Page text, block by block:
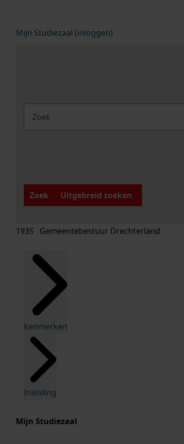
Mijn Studiezaal (inloggen)
Zoek
Uitgebreid zoeken
1935 Gemeentebestuur Drechterland
Kenmerken
Inleiding
Mijn Studiezaal